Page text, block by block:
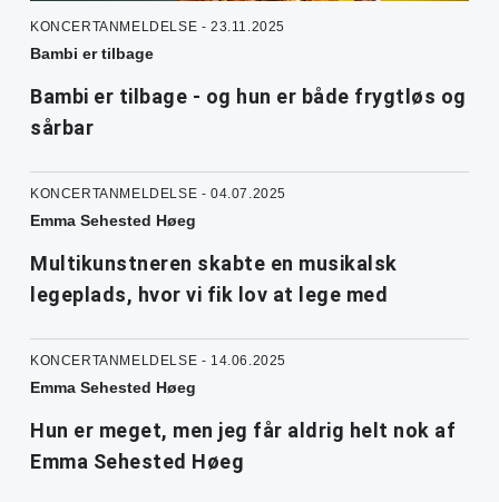
KONCERTANMELDELSE - 23.11.2025
Bambi er tilbage
Bambi er tilbage - og hun er både frygtløs og
sårbar
KONCERTANMELDELSE - 04.07.2025
Emma Sehested Høeg
Multikunstneren skabte en musikalsk
legeplads, hvor vi fik lov at lege med
KONCERTANMELDELSE - 14.06.2025
Emma Sehested Høeg
Hun er meget, men jeg får aldrig helt nok af
Emma Sehested Høeg